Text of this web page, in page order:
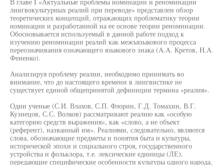
лингвокультурных реалий при переводе» представлен обзор
теоретических концепций, отражающих проблематику теории
номинации и разработанной на ее основе теории реноминации.
Обосновывается используемый в данной работе подход к
изучению реноминации реалий как межъязыкового процесса
переозначивания означающего языкового знака (A.A. Кретов, H.A.
Фененко).
Анализируя проблему реалии, необходимо принимать во
внимание, что до настоящего времени в лингвистике не
существует единой общепринятой дефиниции термина «реалия».
Одни ученые (С.И. Влахов, С.П. Флорин, Г.Д. Томахин, В.Г.
Кузнецов, С.С. Волков) рассматривают реалию как «особую
категорию средств выражения», как «слово, а не объект
(референт), названный им». Реалиями, следовательно, являются
слова, обозначающие предметы и понятия быта и культуры,
исторической эпохи и социального строя, государственного
устройства и фольклора, т.е. лексические единицы (ЛЕ),
передающие специфические особенности культуры одного народа,